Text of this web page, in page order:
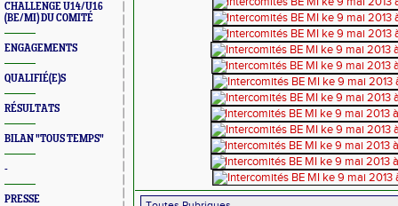
CHALLENGE U14/U16
(BE/MI) DU COMITÉ
ENGAGEMENTS
QUALIFIÉ(E)S
RÉSULTATS
BILAN "TOUS TEMPS"
-
PRESSE